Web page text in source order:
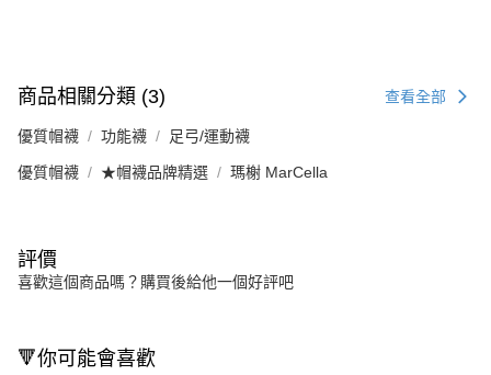
商品相關分類 (3) 查看全部
優質帽襪 功能襪 足弓/運動襪
優質帽襪 ★帽襪品牌精選 瑪榭 MarCella
評價
喜歡這個商品嗎？購買後給他一個好評吧
🔻你可能會喜歡